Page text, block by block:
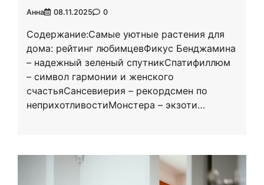
Анна 08.11.2025 0
Содержание:Самые уютные растения для
дома: рейтинг любимцевФикус Бенджамина
– надежный зеленый спутникСпатифиллюм
– символ гармонии и женского
счастьяСансевиерия – рекордсмен по
неприхотливостиМонстера – экзоти…